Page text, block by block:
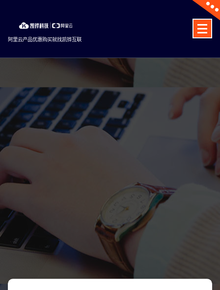
content
阿里云产品优惠购买就找凯铧互联